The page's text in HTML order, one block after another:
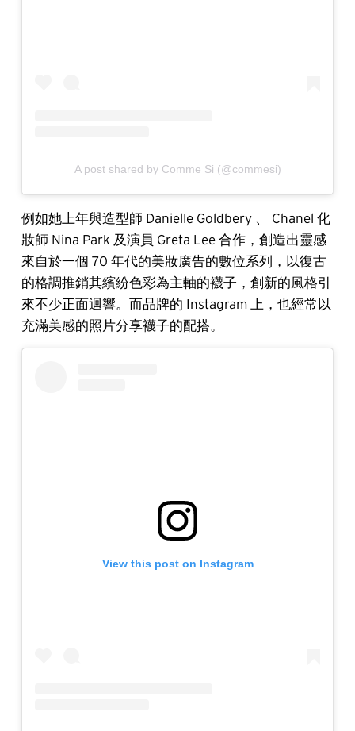
A post shared by Comme Si (@commesi)
例如她上年與造型師 Danielle Goldbery 、 Chanel 化
妝師 Nina Park 及演員 Greta Lee 合作，創造出靈感
來自於一個 70 年代的美妝廣告的數位系列，以復古
的格調推銷其繽紛色彩為主軸的襪子，創新的風格引
來不少正面迴響。而品牌的 Instagram 上，也經常以
充滿美感的照片分享襪子的配搭。
View this post on Instagram